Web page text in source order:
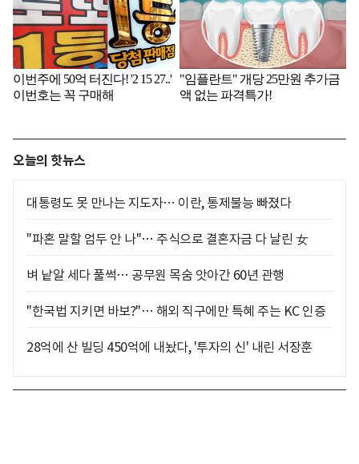
오늘의 핫뉴스
대통령도 못 만나는 지도자… 이란, 통제불능 빠졌다
"파혼 말할 엄두 안 나"… 주식으로 결혼자금 다 날린 女
벼 낱알 세다 풀썩… 공무원 목숨 앗아간 60년 관행
"한국법 지키면 바보?"… 해외 직구에만 특혜 주는 KC 인증
28억에 산 빌딩 450억에 내놨다, '투자의 신' 내린 서장훈